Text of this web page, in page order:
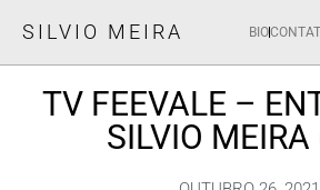
SILVIO MEIRA BIO
TV FEEVALE –
SILVIO